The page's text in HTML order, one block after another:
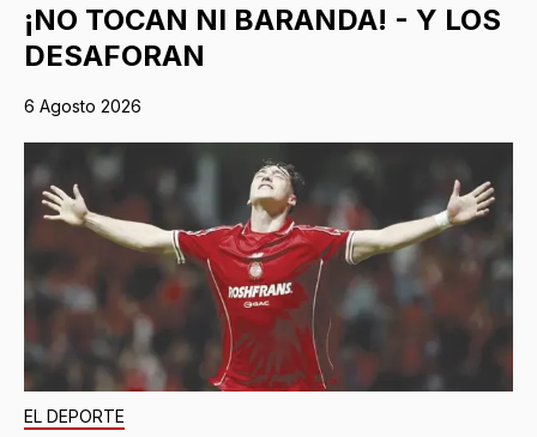
¡NO TOCAN NI BARANDA! - Y LOS
DESAFORAN
6 Agosto 2026
EL DEPORTE